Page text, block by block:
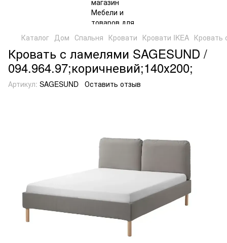
Каталог Дом Спальня Кровати Кровати IKEA Кровать
Кровать с ламелями SAGESUND /
094.964.97;коричневий;140х200;
Артикул: SAGESUND Оставить отзыв